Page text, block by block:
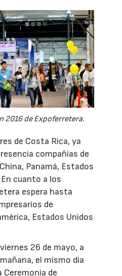
2016 de Expoferretera.
de Costa Rica, ya
compañías de
Panamá, Estados
cuanto a los
espera hasta
de
Estados Unidos
26 de mayo, a
el mismo día
Ceremonia de